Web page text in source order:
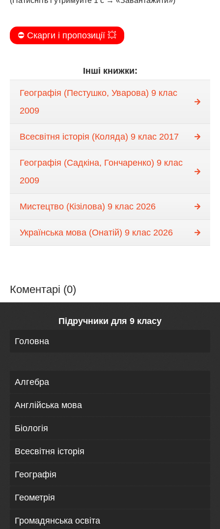
⛔️ Скарги і пропозиції 💥
Інші книжки:
Географія (Пестушко, Уварова) 9 клас
2009
Всесвітня історія (Коляда) 9 клас 2017
Географія (Садкіна, Гончаренко) 9 клас
2009
Мистецтво (Кізілова) 9 клас 2026
Українська мова (Онатій) 9 клас 2026
Коментарі (0)
Підручники для 9 класу
Головна
Алгебра
Англійська мова
Біологія
Всесвітня історія
Географія
Геометрія
Громадянська освіта